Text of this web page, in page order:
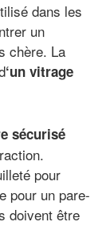
dans les
un
chère. La
‘un vitrage
sécurisé
pour
pour un pare-
doivent être